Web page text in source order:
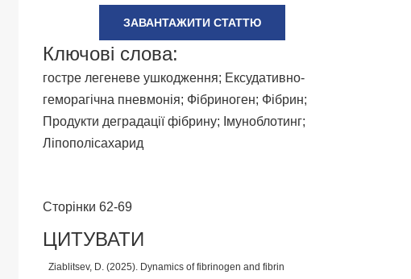
ЗАВАНТАЖИТИ СТАТТЮ
Ключові слова:
гостре легеневе ушкодження; Ексудативно-
геморагічна пневмонія; Фібриноген; Фібрин;
Продукти деградації фібрину; Імуноблотинг;
Ліпополісахарид
Сторінки 62-69
ЦИТУВАТИ
Ziablitsev, D. (2025). Dynamics of fibrinogen and fibrin